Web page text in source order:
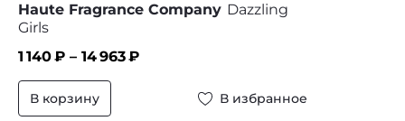
Haute Fragrance Company Dazzling
Girls
1 140₽ – 14 963₽
В корзину В избранное